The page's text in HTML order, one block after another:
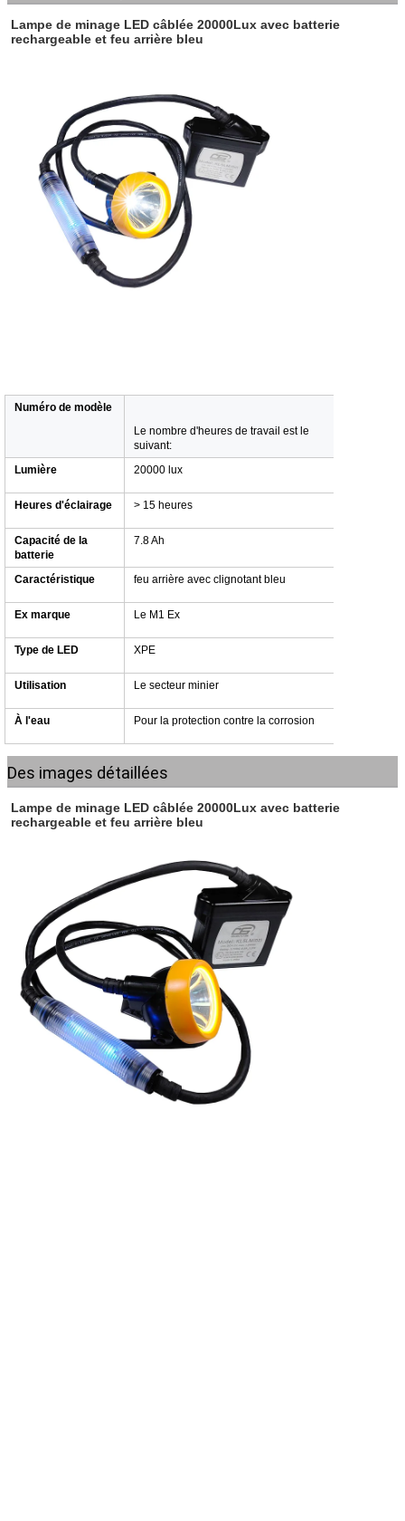
Lampe de minage LED câblée 20000Lux avec batterie
rechargeable et feu arrière bleu
Numéro de modèle
Le nombre d'heures de travail est le
suivant:
Lumière
20000 lux
Heures d'éclairage > 15 heures
Capacité de la
batterie
7.8 Ah
Caractéristique feu arrière avec clignotant bleu
Ex marque Le M1 Ex
Type de LED XPE
Utilisation Le secteur minier
À l'eau Pour la protection contre la corrosion
Des images détaillées
Lampe de minage LED câblée 20000Lux avec batterie
rechargeable et feu arrière bleu